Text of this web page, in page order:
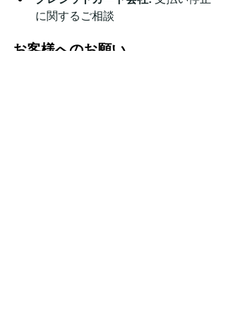
に関するご相談
お客様へのお願い